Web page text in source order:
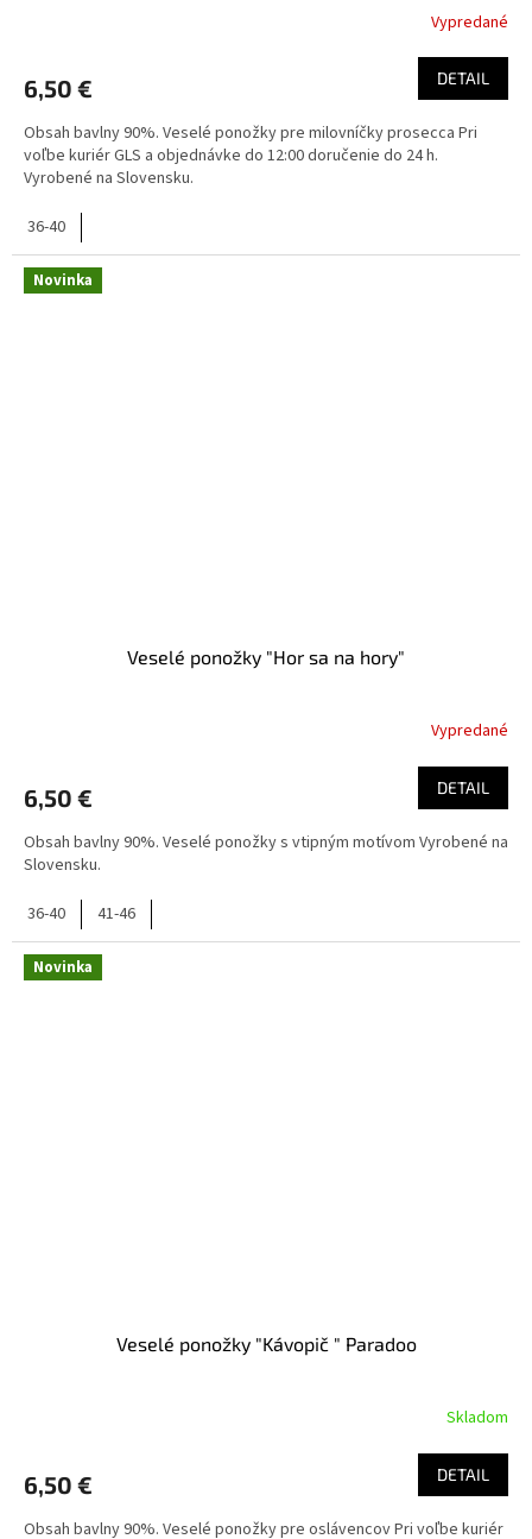
Vypredané
6,50 € DETAIL
Obsah bavlny 90%. Veselé ponožky pre milovníčky prosecca Pri
voľbe kuriér GLS a objednávke do 12:00 doručenie do 24 h.
Vyrobené na Slovensku.
36-40
Novinka
Veselé ponožky "Hor sa na hory"
Vypredané
6,50 € DETAIL
Obsah bavlny 90%. Veselé ponožky s vtipným motívom Vyrobené na
Slovensku.
36-40 41-46
Novinka
Veselé ponožky "Kávopič " Paradoo
Skladom
6,50 € DETAIL
Obsah bavlny 90%. Veselé ponožky pre oslávencov Pri voľbe kuriér